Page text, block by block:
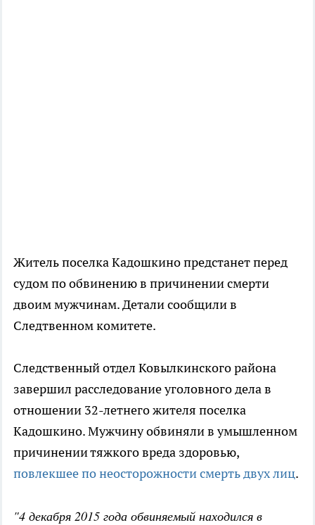
Житель поселка Кадошкино предстанет перед
судом по обвинению в причинении смерти
двоим мужчинам. Детали сообщили в
Следтвенном комитете.
Следственный отдел Ковылкинского района
завершил расследование уголовного дела в
отношении 32-летнего жителя поселка
Кадошкино. Мужчину обвиняли в умышленном
причинении тяжкого вреда здоровью,
повлекшее по неосторожности смерть двух лиц.
"4 декабря 2015 года обвиняемый находился в